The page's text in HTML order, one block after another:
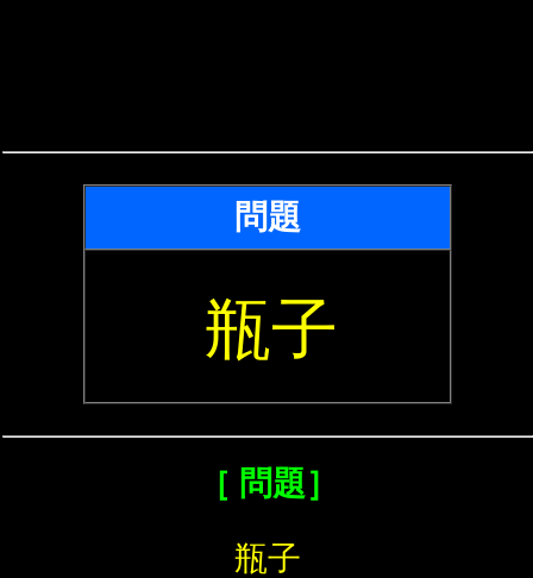
問題
瓶子
［ 問題］
瓶子